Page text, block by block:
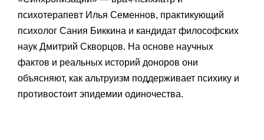
психотерапевт Илья Семеннов, практикующий
психолог Сания Биккина и кандидат философских
наук Дмитрий Скворцов. На основе научных
фактов и реальных историй доноров они
объясняют, как альтруизм поддерживает психику и
противостоит эпидемии одиночества.